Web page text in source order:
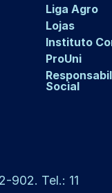
Liga Agro
Lojas
Instituto
ProUni
Social
902. Tel.: 11